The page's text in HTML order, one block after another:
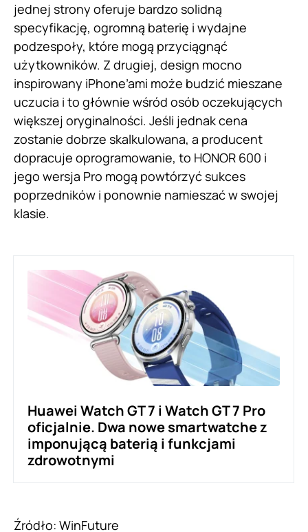
jednej strony oferuje bardzo solidną
specyfikację, ogromną baterię i wydajne
podzespoły, które mogą przyciągnąć
użytkowników. Z drugiej, design mocno
inspirowany iPhone’ami może budzić mieszane
uczucia i to głównie wśród osób oczekujących
większej oryginalności. Jeśli jednak cena
zostanie dobrze skalkulowana, a producent
dopracuje oprogramowanie, to HONOR 600 i
jego wersja Pro mogą powtórzyć sukces
poprzedników i ponownie namieszać w swojej
klasie.
Huawei Watch GT 7 i Watch GT 7 Pro
oficjalnie. Dwa nowe smartwatche z
imponującą baterią i funkcjami
zdrowotnymi
Źródło: WinFuture